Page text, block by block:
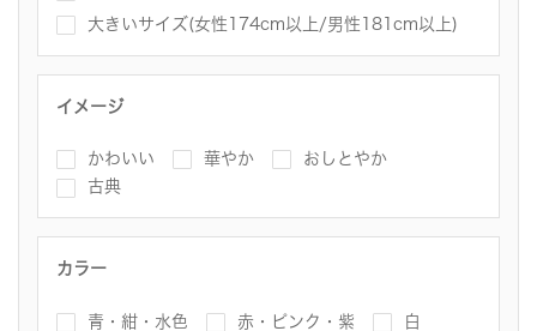
大きいサイズ(女性174cm以上/男性181cm以上)
イメージ
かわいい 華やか
おしとやか
古典
カラー
青・紺・水色 赤・ピンク・紫
白